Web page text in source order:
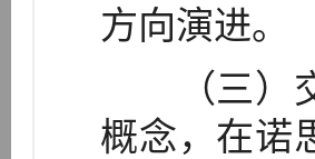
方向演进。
（三）交
概念，在诺